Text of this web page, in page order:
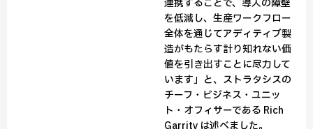
連携することで、導入の障壁
を低減し、生産ワークフロー
全体を通じてアディティブ製
造がもたらす計り知れない価
値を引き出すことに尽力して
います」と、ストラタシスの
チーフ・ビジネス・ユニッ
ト・オフィサーである Rich
Garrity は述べました。